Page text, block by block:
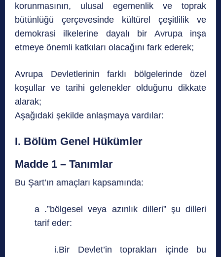
korunmasının, ulusal egemenlik ve toprak
bütünlüğü çerçevesinde kültürel çeşitlilik ve
demokrasi ilkelerine dayalı bir Avrupa inşa
etmeye önemli katkıları olacağını fark ederek;
Avrupa Devletlerinin farklı bölgelerinde özel
koşullar ve tarihi gelenekler olduğunu dikkate
alarak;
Aşağıdaki şekilde anlaşmaya vardılar:
I. Bölüm Genel Hükümler
Madde 1 – Tanımlar
Bu Şart’ın amaçları kapsamında:
a .”bölgesel veya azınlık dilleri” şu dilleri
tarif eder:
i.Bir Devlet’in toprakları içinde bu